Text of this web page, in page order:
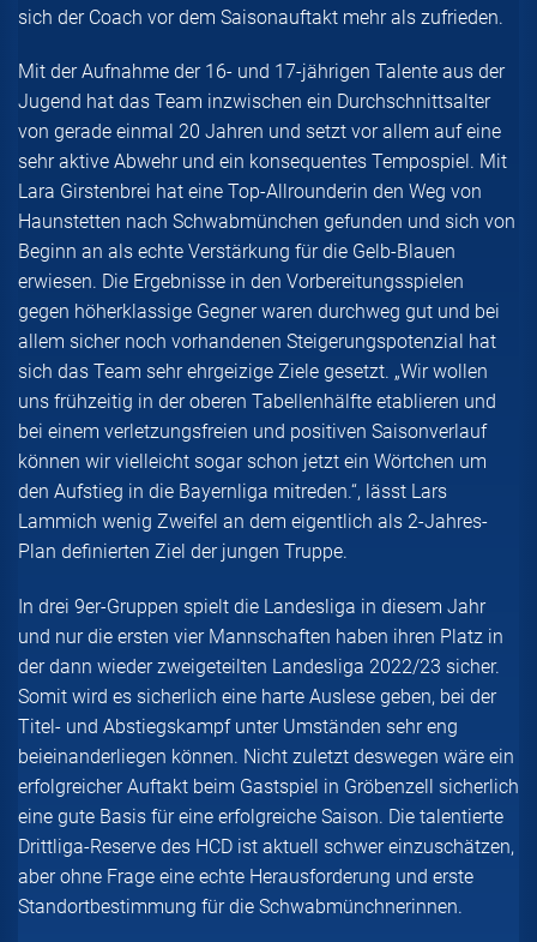
sich der Coach vor dem Saisonauftakt mehr als zufrieden.
Mit der Aufnahme der 16- und 17-jährigen Talente aus der
Jugend hat das Team inzwischen ein Durchschnittsalter
von gerade einmal 20 Jahren und setzt vor allem auf eine
sehr aktive Abwehr und ein konsequentes Tempospiel. Mit
Lara Girstenbrei hat eine Top-Allrounderin den Weg von
Haunstetten nach Schwabmünchen gefunden und sich von
Beginn an als echte Verstärkung für die Gelb-Blauen
erwiesen. Die Ergebnisse in den Vorbereitungsspielen
gegen höherklassige Gegner waren durchweg gut und bei
allem sicher noch vorhandenen Steigerungspotenzial hat
sich das Team sehr ehrgeizige Ziele gesetzt. „Wir wollen
uns frühzeitig in der oberen Tabellenhälfte etablieren und
bei einem verletzungsfreien und positiven Saisonverlauf
können wir vielleicht sogar schon jetzt ein Wörtchen um
den Aufstieg in die Bayernliga mitreden.“, lässt Lars
Lammich wenig Zweifel an dem eigentlich als 2-Jahres-
Plan definierten Ziel der jungen Truppe.
In drei 9er-Gruppen spielt die Landesliga in diesem Jahr
und nur die ersten vier Mannschaften haben ihren Platz in
der dann wieder zweigeteilten Landesliga 2022/23 sicher.
Somit wird es sicherlich eine harte Auslese geben, bei der
Titel- und Abstiegskampf unter Umständen sehr eng
beieinanderliegen können. Nicht zuletzt deswegen wäre ein
erfolgreicher Auftakt beim Gastspiel in Gröbenzell sicherlich
eine gute Basis für eine erfolgreiche Saison. Die talentierte
Drittliga-Reserve des HCD ist aktuell schwer einzuschätzen,
aber ohne Frage eine echte Herausforderung und erste
Standortbestimmung für die Schwabmünchnerinnen.